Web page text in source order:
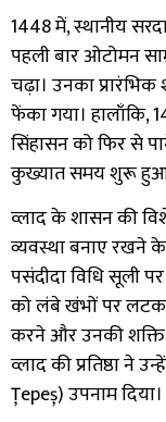
1448 में, स्थानीय
पहली बार ओटोमन
चढ़ा। उनका
फेंका गया। हालाँकि,
सिंहासन को फिर से
कुख्यात समय शुरू
व्लाद के शासन की
व्यवस्था बनाए रखने
पसंदीदा विधि सूली
को लंबे खंभों पर लटका
करने और उनकी शक्ति
व्लाद की प्रतिष्ठा ने
Țepeș) उपनाम दिया।